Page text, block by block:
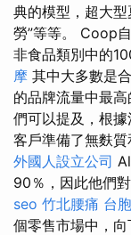
典的模型，超大
勞”等等。 Coop
非食品類別中的
摩 其中大多數是
的品牌流量中最高
們可以提及，根
客戶準備了無麩質
外國人設立公司
90％，因此他們
seo 竹北腰痛 台
個零售市場中，